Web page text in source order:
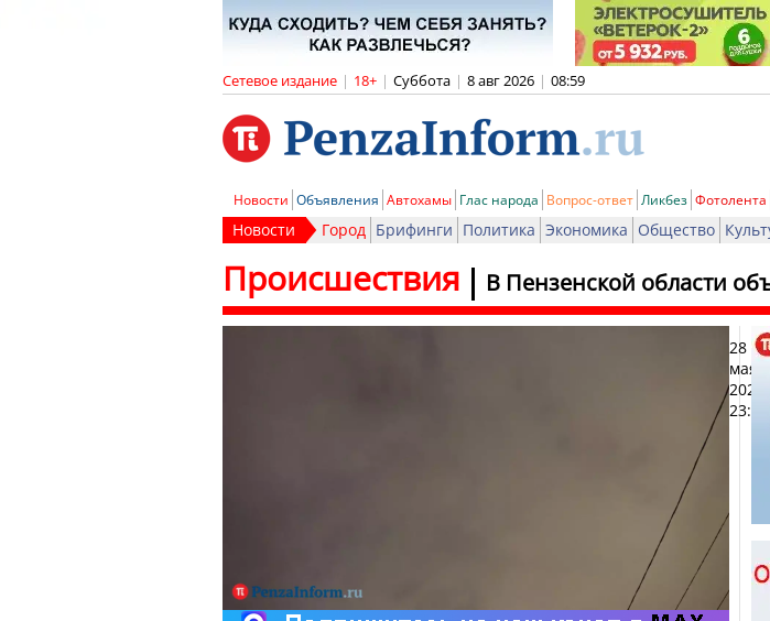
Сетевое издание | 18+ | Суббота | 8 авг 2026 | 08:59
Новости Объявления Автохамы Глас народа Вопрос-ответ Ликбез Фотолента
Новости Город Брифинги Политика Экономика Общество
В Пензенской области
Происшествия
28
мая
2026,
23:23